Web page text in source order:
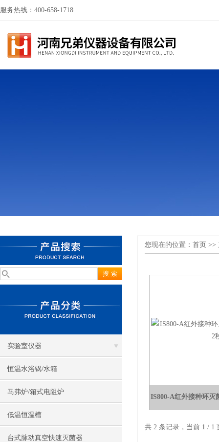
服务热线：400-658-1718
实验室仪器
恒温水浴锅/水箱
马弗炉/箱式电阻炉
低温恒温槽
台式脉动真空快速灭菌器
您现在的位置： 首页 >>
IS800-A红外接种环灭
共 2 条记录，当前 1 /